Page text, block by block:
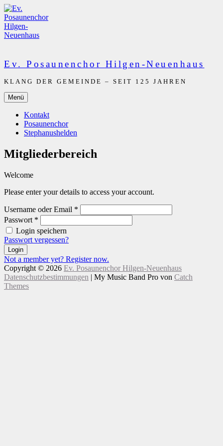
Zum
Inhalt
springen
Ev. Posaunenchor Hilgen-Neuenhaus
KLANG DER GEMEINDE – SEIT 125 JAHREN
Menü
Kontakt
Posaunenchor
Stephanushelden
Mitgliederbereich
Welcome
Please enter your details to access your account.
Username oder Email *
Passwort *
Login speichern
Passwort vergessen?
Login
Not a member yet? Register now.
Copyright © 2026 Ev. Posaunenchor Hilgen-Neuenhaus
Datenschutzbestimmungen | My Music Band Pro von Catch
Themes